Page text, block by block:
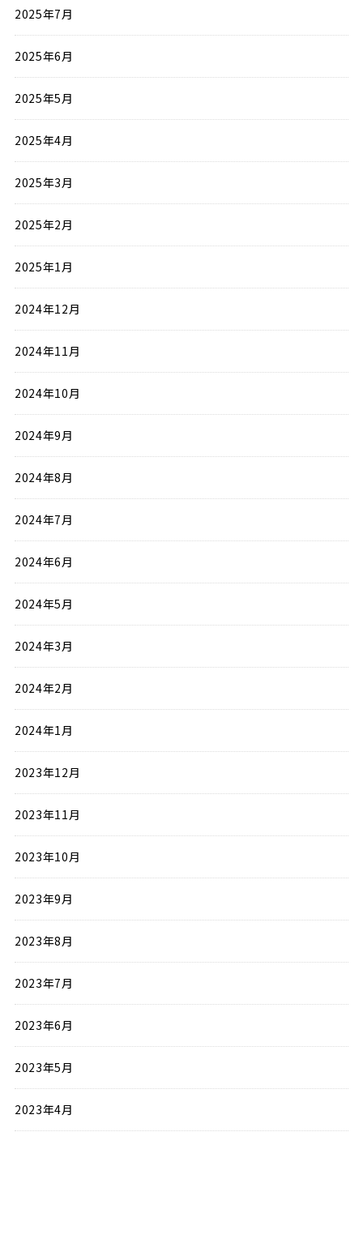
2025年7月
2025年6月
2025年5月
2025年4月
2025年3月
2025年2月
2025年1月
2024年12月
2024年11月
2024年10月
2024年9月
2024年8月
2024年7月
2024年6月
2024年5月
2024年3月
2024年2月
2024年1月
2023年12月
2023年11月
2023年10月
2023年9月
2023年8月
2023年7月
2023年6月
2023年5月
2023年4月